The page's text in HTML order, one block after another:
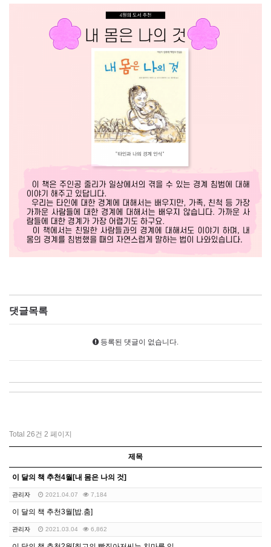
댓글목록
등록된 댓글이 없습니다.
Total 26건 2 페이지
제목
이 달의 책 추천4월[내 몸은 나의 것]
관리자 2021.04.07 7,184
이 달의 책 추천3월[밥.춤]
관리자 2021.03.04 6,862